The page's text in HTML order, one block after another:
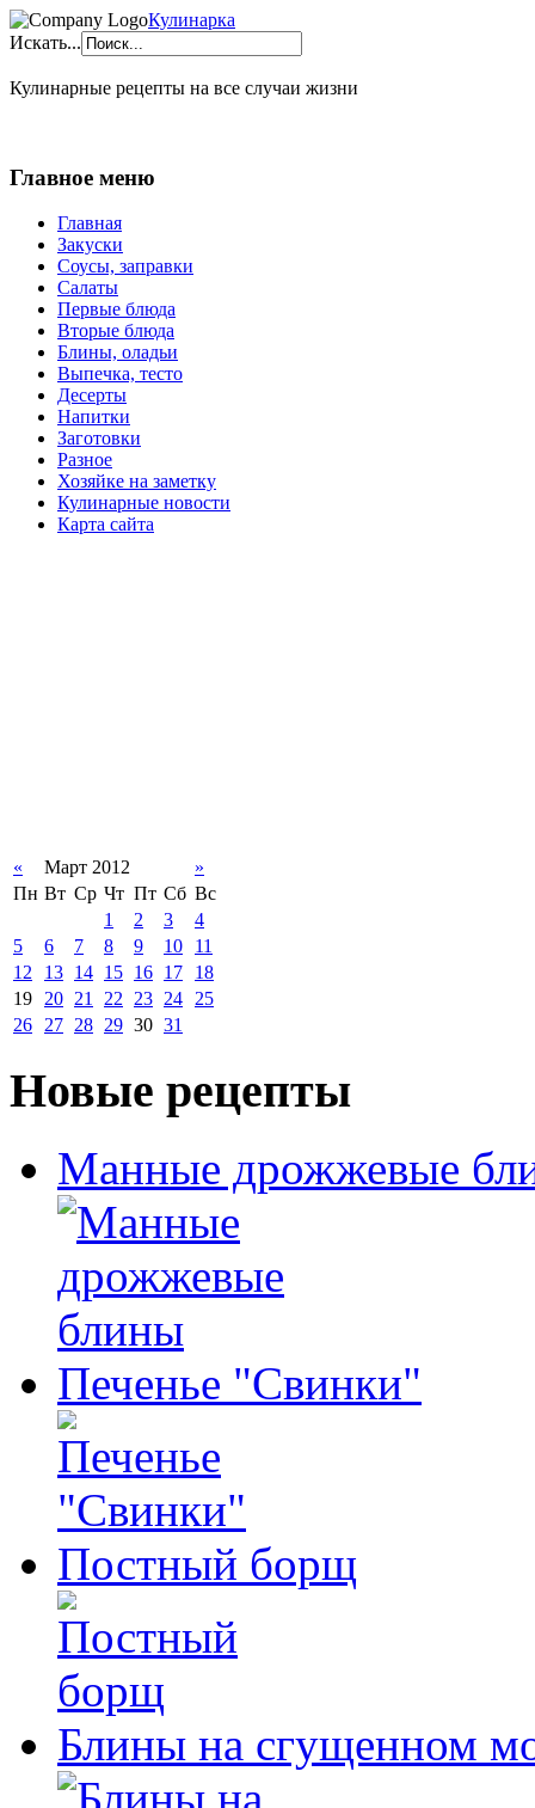
Кулинарка
Искать...
Кулинарные рецепты на все случаи жизни
Главное меню
Главная
Закуски
Соусы, заправки
Салаты
Первые блюда
Вторые блюда
Блины, оладьи
Выпечка, тесто
Десерты
Напитки
Заготовки
Разное
Хозяйке на заметку
Кулинарные новости
Карта сайта
« Март 2012
»
Пн Вт Ср Чт Пт Сб Вс
1
2 3
4
5
6 7 8 9 10
11
12
13 14 15 16 17
18
19 20 21 22 23 24 25
26 27 28 29 30 31
Новые рецепты
Манные дрожжевые
Печенье "Свинки"
Постный борщ
Блины на сгущенном